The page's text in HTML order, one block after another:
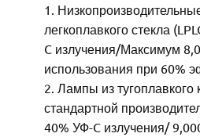
легкоплавкого стекла
C излучения/Максимум
использования при 60%
Лампы из тугоплавкого
стандартной
40% УФ-C излучения/